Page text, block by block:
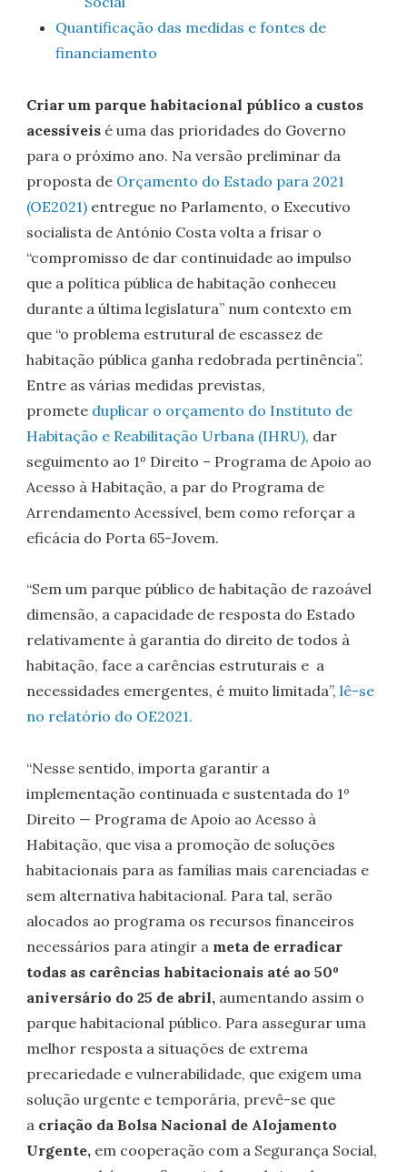
Quantificação das medidas e fontes de
financiamento
Criar um parque habitacional público a custos
acessíveis é uma das prioridades do Governo
para o próximo ano. Na versão preliminar da
proposta de Orçamento do Estado para 2021
(OE2021) entregue no Parlamento, o Executivo
socialista de António Costa volta a frisar o
“compromisso de dar continuidade ao impulso
que a política pública de habitação conheceu
durante a última legislatura” num contexto em
que “o problema estrutural de escassez de
habitação pública ganha redobrada pertinência”.
Entre as várias medidas previstas,
promete duplicar o orçamento do Instituto de
Habitação e Reabilitação Urbana (IHRU), dar
seguimento ao 1º Direito – Programa de Apoio ao
Acesso à Habitação, a par do Programa de
Arrendamento Acessível, bem como reforçar a
eficácia do Porta 65-Jovem.
“Sem um parque público de habitação de razoável
dimensão, a capacidade de resposta do Estado
relativamente à garantia do direito de todos à
habitação, face a carências estruturais e a
necessidades emergentes, é muito limitada”, lê-se
no relatório do OE2021.
“Nesse sentido, importa garantir a
implementação continuada e sustentada do 1º
Direito — Programa de Apoio ao Acesso à
Habitação, que visa a promoção de soluções
habitacionais para as famílias mais carenciadas e
sem alternativa habitacional. Para tal, serão
alocados ao programa os recursos financeiros
necessários para atingir a meta de erradicar
todas as carências habitacionais até ao 50º
aniversário do 25 de abril, aumentando assim o
parque habitacional público. Para assegurar uma
melhor resposta a situações de extrema
precariedade e vulnerabilidade, que exigem uma
solução urgente e temporária, prevê-se que
a criação da Bolsa Nacional de Alojamento
Urgente, em cooperação com a Segurança Social,